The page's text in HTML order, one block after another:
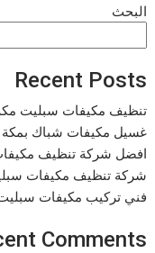
البحث
Recent Posts
تنظيف مكيفات سبليت مكة
غسيل مكيفات شباك بمكة السلام
افضل شركة تنظيف مكيفات
شركة تنظيف مكيفات سبليت بمكة
فني تركيب مكيفات سبليت حفر
Comments